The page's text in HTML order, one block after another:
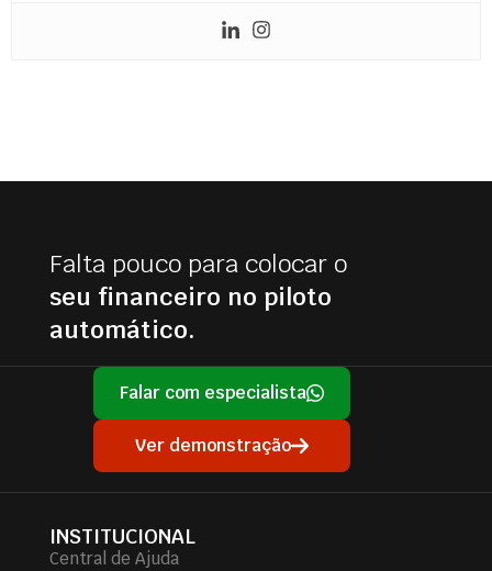
Falta pouco para colocar o
seu financeiro no piloto
automático.
Falar com especialista
Ver demonstração
INSTITUCIONAL
Central de Ajuda